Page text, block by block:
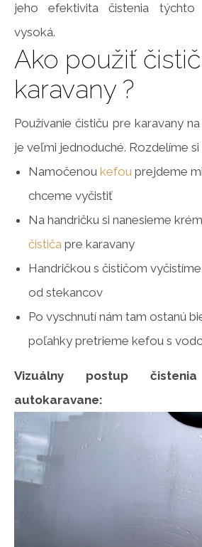
jeho efektivita čistenia
vysoká.
Ako použiť
karavany ?
Používanie čističu pre karavany
je veľmi jednoduché. Rozdelíme
Namočenou kefou prejdeme
chceme vyčistiť
Na handričku si nanesieme
čističa pre karavany
Handričkou s čističom
od stekancov
Po vyschnutí nám tam ostanú
poľahky pretrieme kefou s
Vizuálny postup
autokaravane: